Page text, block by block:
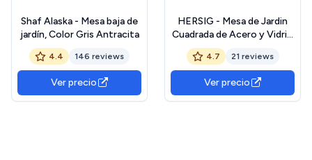
Shaf Alaska - Mesa baja de
jardín, Color Gris Antracita
4.4 146 reviews
Ver precio
HERSIG - Mesa de Jardin
Cuadrada de Acero y Vidrio
Templado - Mesa Exterior
Blanco 60x60x70 CM -
Mesas de Terraza y Jardín
Cuadradas Resistentes -
Mesas para Verano Exterior
4.7 21 reviews
Ver precio